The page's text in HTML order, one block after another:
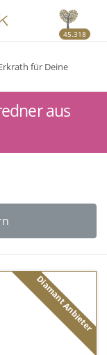
45.318
für Deine
aus
Diamant Anbieter